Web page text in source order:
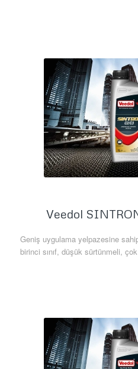
Veedol
Geniş uygulama yelpazesine
birinci sınıf, düşük sürtünmeli,